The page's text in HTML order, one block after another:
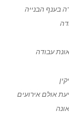
בענף הבנייה
עבודה
אולם אירועים